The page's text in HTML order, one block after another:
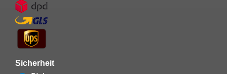
Sicherheit